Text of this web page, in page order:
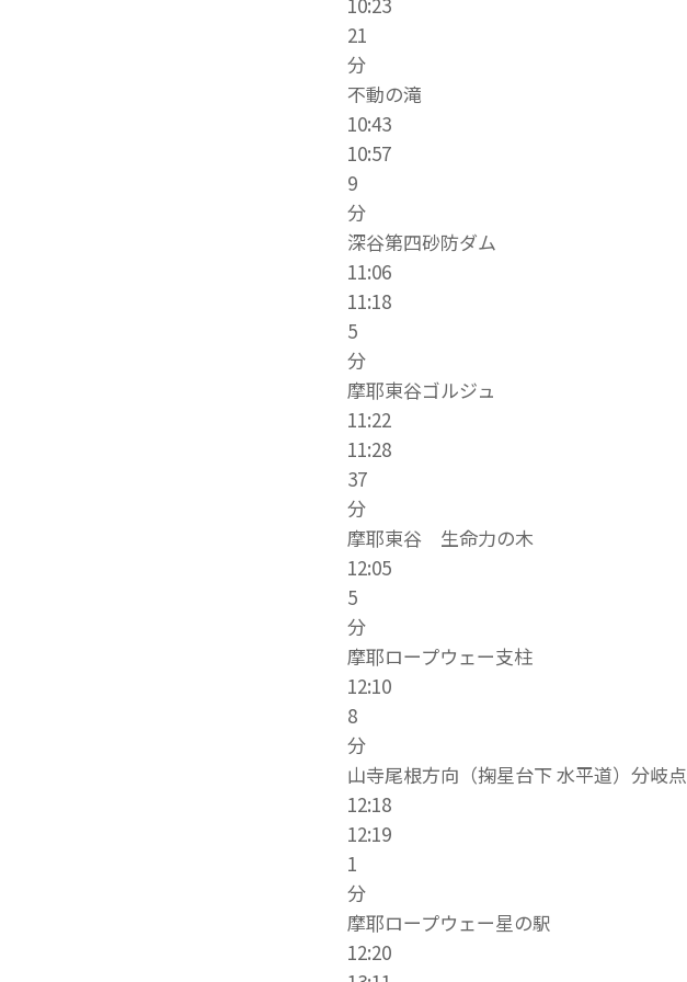
21
分
不動の滝
10:43
10:57
9
分
深谷第四砂防ダム
11:06
11:18
5
分
摩耶東谷ゴルジュ
11:22
11:28
37
分
摩耶東谷 生命力の木
12:05
5
分
摩耶ロープウェー支柱
12:10
8
分
山寺尾根方向（掬星台下 水平道）分岐点
12:18
12:19
1
分
摩耶ロープウェー星の駅
12:20